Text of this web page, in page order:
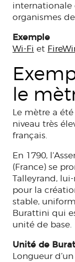
internationale
organismes
Exemple
Wi-Fi et
le
Le mètre a
niveau très
français.
En 1790,
(France) se
Talleyrand,
pour la
stable,
Burattini qui
unité de base.
Unité de
Longueur